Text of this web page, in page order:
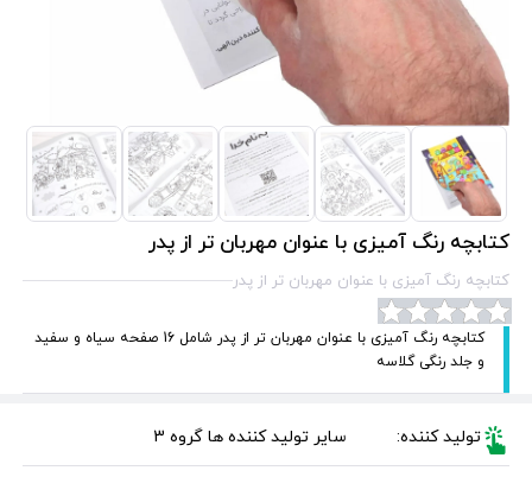
کتابچه رنگ آمیزی با عنوان مهربان تر از پدر
کتابچه رنگ آمیزی با عنوان مهربان تر از پدر
کتابچه رنگ آمیزی با عنوان مهربان تر از پدر شامل 16 صفحه سیاه و سفید
و جلد رنگی گلاسه
تولید کننده: سایر تولید کننده ها گروه 3